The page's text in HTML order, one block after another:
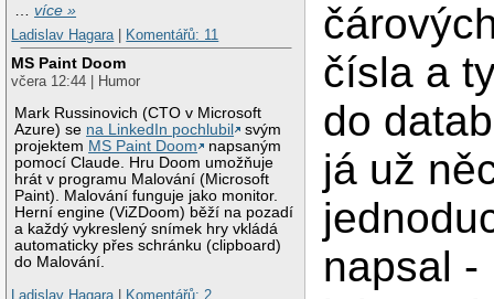
…více »
Ladislav Hagara
Komentářů: 11
MS Paint Doom
včera 12:44 | Humor
Mark Russinovich (CTO v Microsoft
Azure) se na LinkedIn pochlubil
svým
projektem MS Paint Doom
napsaným
pomocí Claude. Hru Doom umožňuje
hrát v programu Malování (Microsoft
Paint). Malování funguje jako monitor.
Herní engine (ViZDoom) běží na pozadí
a každý vykreslený snímek hry vkládá
automaticky přes schránku (clipboard)
do Malování.
Ladislav Hagara
Komentářů: 2
čísla a
do
já už
napsal -